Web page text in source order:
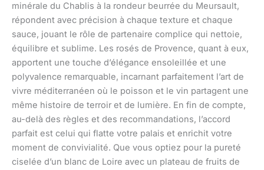
minérale du Chablis à la rondeur beurrée du Meursault,
répondent avec précision à chaque texture et chaque
sauce, jouant le rôle de partenaire complice qui nettoie,
équilibre et sublime. Les rosés de Provence, quant à eux,
apportent une touche d’élégance ensoleillée et une
polyvalence remarquable, incarnant parfaitement l’art de
vivre méditerranéen où le poisson et le vin partagent une
même histoire de terroir et de lumière. En fin de compte,
au-delà des règles et des recommandations, l’accord
parfait est celui qui flatte votre palais et enrichit votre
moment de convivialité. Que vous optiez pour la pureté
ciselée d’un blanc de Loire avec un plateau de fruits de